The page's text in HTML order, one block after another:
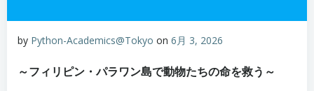
by Python-Academics@Tokyo on 6月 3, 2026
～フィリピン・パラワン島で動物たちの命を救う～